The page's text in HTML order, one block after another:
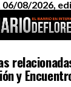
08/2026,
y